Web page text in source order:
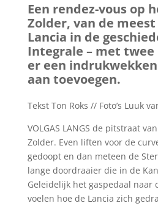
Een rendez-vous op
Zolder, van de
Lancia in de
Integrale – met
er een
aan toevoegen.
Tekst Ton Roks // Foto’s Luuk
VOLGAS LANGS de pitstraat
Zolder. Even liften voor de
gedoopt en dan meteen de
lange doordraaier die in de
Geleidelijk het gaspedaal naar
voelen hoe de Lancia zich